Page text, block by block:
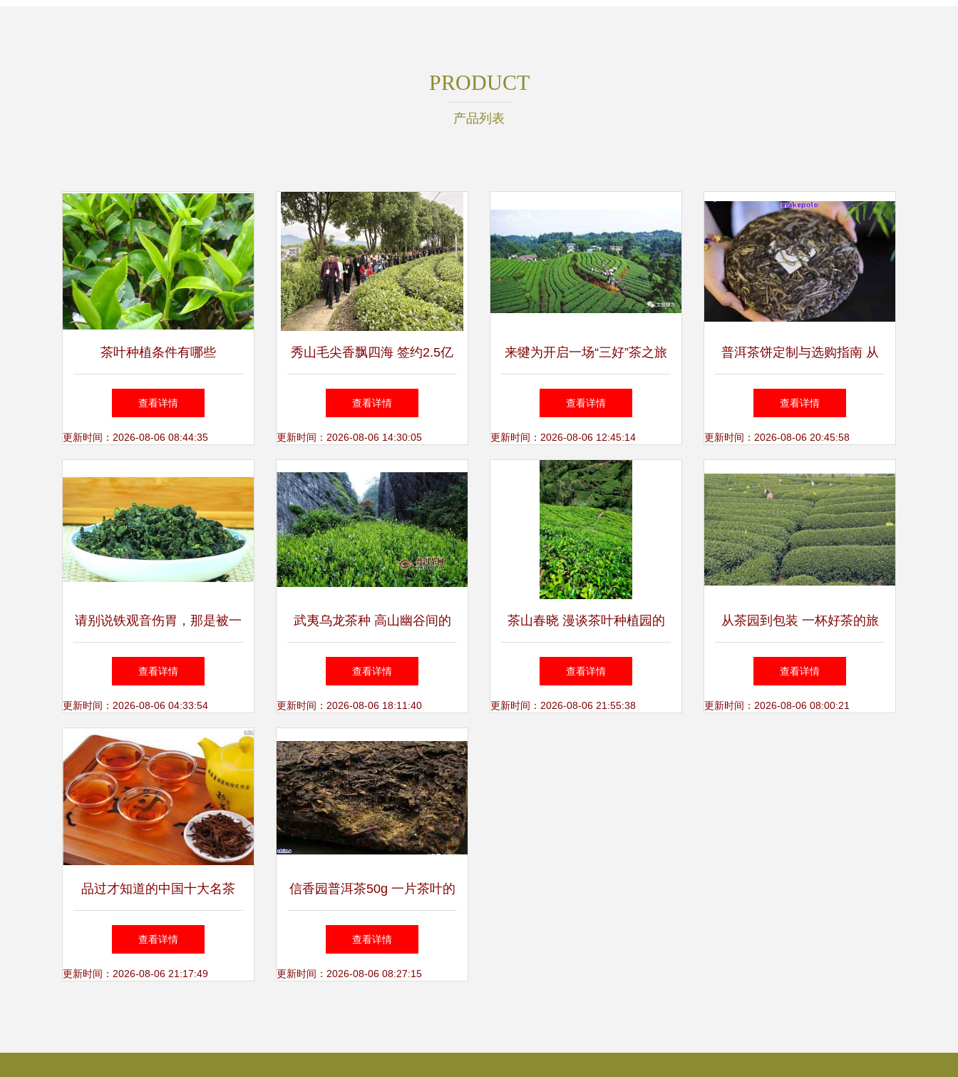
PRODUCT
产品列表
茶叶种植条件有哪些
查看详情
更新时间：2026-08-06 08:44:35
秀山毛尖香飘四海 签约2.5亿
元，品牌推介暨产销对接会盛
大启动，助力农副产品销售热
潮
查看详情
更新时间：2026-08-06 14:30:05
来犍为开启一场“三好”茶之旅
好看、好玩、好吃
查看详情
更新时间：2026-08-06 12:45:14
普洱茶饼定制与选购指南 从
种植到茶饼的专业推荐
查看详情
更新时间：2026-08-06 20:45:58
请别说铁观音伤胃，那是被一
些人误导，喝错了
查看详情
更新时间：2026-08-06 04:33:54
武夷乌龙茶种 高山幽谷间的
芬芳奥秘
查看详情
更新时间：2026-08-06 18:11:40
茶山春晓 漫谈茶叶种植园的
自然背景
查看详情
更新时间：2026-08-06 21:55:38
从茶园到包装 一杯好茶的旅
程
查看详情
更新时间：2026-08-06 08:00:21
品过才知道的中国十大名茶
每一种都是茶中精品（下）
查看详情
更新时间：2026-08-06 21:17:49
信香园普洱茶50g 一片茶叶的
种植匠心与自然馈赠
查看详情
更新时间：2026-08-06 08:27:15